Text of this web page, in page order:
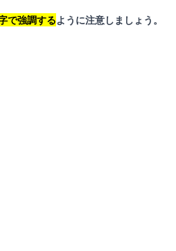
で強調するように注意しましょう。